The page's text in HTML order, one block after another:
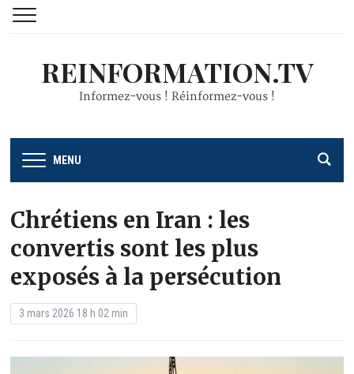
REINFORMATION.TV
Informez-vous ! Réinformez-vous !
MENU
Chrétiens en Iran : les
convertis sont les plus
exposés à la persécution
3 mars 2026 18 h 02 min